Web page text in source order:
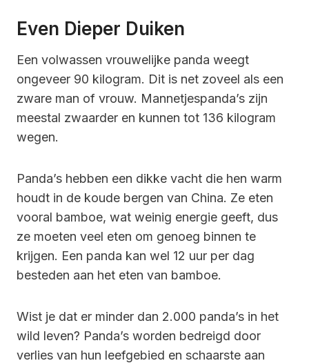
Even Dieper Duiken
Een volwassen vrouwelijke panda weegt
ongeveer 90 kilogram. Dit is net zoveel als een
zware man of vrouw. Mannetjespanda’s zijn
meestal zwaarder en kunnen tot 136 kilogram
wegen.
Panda’s hebben een dikke vacht die hen warm
houdt in de koude bergen van China. Ze eten
vooral bamboe, wat weinig energie geeft, dus
ze moeten veel eten om genoeg binnen te
krijgen. Een panda kan wel 12 uur per dag
besteden aan het eten van bamboe.
Wist je dat er minder dan 2.000 panda’s in het
wild leven? Panda’s worden bedreigd door
verlies van hun leefgebied en schaarste aan